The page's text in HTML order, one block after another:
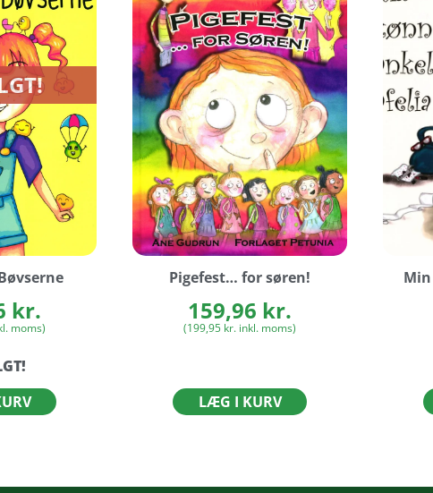
kr.
moms)
Pigefest… for søren!
159,96 kr.
(199,95 kr. inkl. moms)
LÆG I KURV